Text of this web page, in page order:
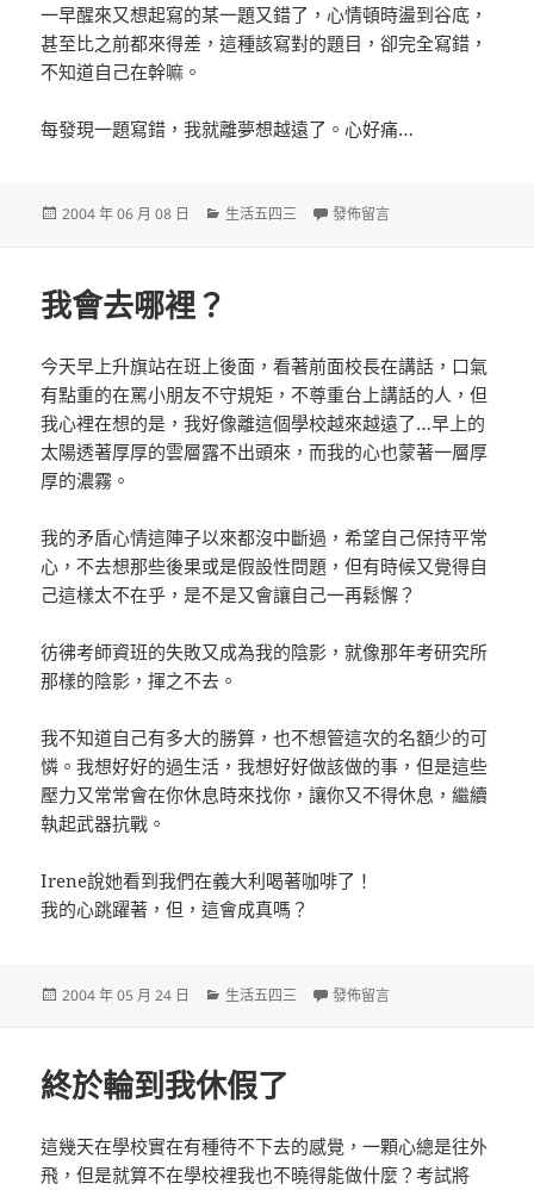
一早醒來又想起寫的某一題又錯了，心情頓時盪到谷底，
甚至比之前都來得差，這種該寫對的題目，卻完全寫錯，
不知道自己在幹嘛。
每發現一題寫錯，我就離夢想越遠了。心好痛…
發
2004 年 06 月 08 日
分
生活五四三 在〈心情惡劣〉
發佈留言
我會去哪裡？
今天早上升旗站在班上後面，看著前面校長在講話，口氣
有點重的在罵小朋友不守規矩，不尊重台上講話的人，但
我心裡在想的是，我好像離這個學校越來越遠了…早上的
太陽透著厚厚的雲層露不出頭來，而我的心也蒙著一層厚
厚的濃霧。
我的矛盾心情這陣子以來都沒中斷過，希望自己保持平常
心，不去想那些後果或是假設性問題，但有時候又覺得自
己這樣太不在乎，是不是又會讓自己一再鬆懈？
彷彿考師資班的失敗又成為我的陰影，就像那年考研究所
那樣的陰影，揮之不去。
我不知道自己有多大的勝算，也不想管這次的名額少的可
憐。我想好好的過生活，我想好好做該做的事，但是這些
壓力又常常會在你休息時來找你，讓你又不得休息，繼續
執起武器抗戰。
Irene說她看到我們在義大利喝著咖啡了！
我的心跳躍著，但，這會成真嗎？
發
2004 年 05 月 24 日
分
生活五四三 在〈我會去哪裡？〉
發佈留言
終於輪到我休假了
這幾天在學校實在有種待不下去的感覺，一顆心總是往外
飛，但是就算不在學校裡我也不曉得能做什麼？考試將